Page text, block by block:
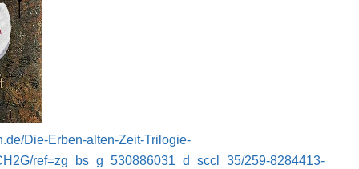
Die-Erben-alten-Zeit-Trilogie-
ref=zg_bs_g_530886031_d_sccl_35/259-8284413-